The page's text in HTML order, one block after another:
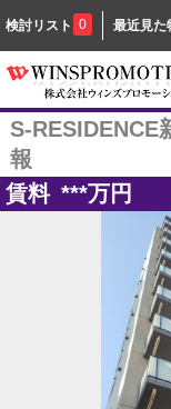
検討リスト 0 最近見た
S-RESIDENCE
報
賃料 ***万円